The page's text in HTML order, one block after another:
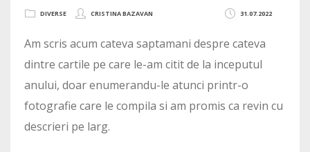
31.07.2022
DIVERSE CRISTINA BAZAVAN
Am scris acum cateva saptamani despre cateva
dintre cartile pe care le-am citit de la inceputul
anului, doar enumerandu-le atunci printr-o
fotografie care le compila si am promis ca revin cu
descrieri pe larg.